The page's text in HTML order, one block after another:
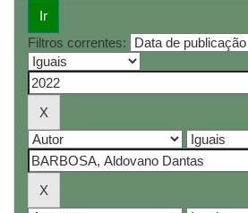
Filtros correntes: